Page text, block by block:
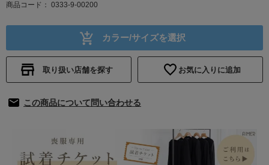
商品コード 0333-9-00200
カラー/サイズを選択
取り扱い店舗を探す お気に入りに追加
この商品について問い合わせる